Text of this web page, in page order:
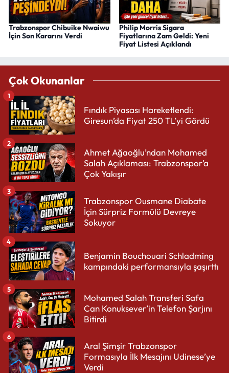
Trabzonspor Chibuike Nwaiwu
İçin Son Kararını Verdi
Philip Morris Sigara
Fiyatlarına Zam Geldi: Yeni
Fiyat Listesi Açıklandı
Çok Okunanlar
Fındık Piyasası Hareketlendi:
Giresun’da Fiyat 250 TL’yi Gördü
1
Ahmet Ağaoğlu’ndan Mohamed
Salah Açıklaması: Trabzonspor’a
Çok Yakışır
2
Trabzonspor Ousmane Diabate
İçin Sürpriz Formülü Devreye
Sokuyor
3
Benjamin Bouchouari Schladming
kampındaki performansıyla şaşırttı
4
Mohamed Salah Transferi Safa
Can Konuksever’in Telefon Şarjını
Bitirdi
5
Aral Şimşir Trabzonspor
Formasıyla İlk Mesajını Udinese’ye
Verdi
6